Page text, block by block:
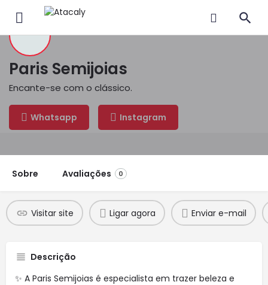
Paris Semijoias
Encante-se com o clássico.
Whatsapp Instagram
Sobre Avaliações 0
Visitar site Ligar agora Enviar e-mail
Descrição
✨ A Paris Semijoias é especialista em trazer beleza e